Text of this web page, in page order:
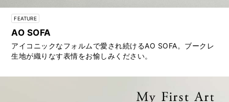
FEATURE
AO SOFA
アイコニックなフォルムで愛され続けるAO SOFA。ブークレ
生地が織りなす表情をお愉しみください。